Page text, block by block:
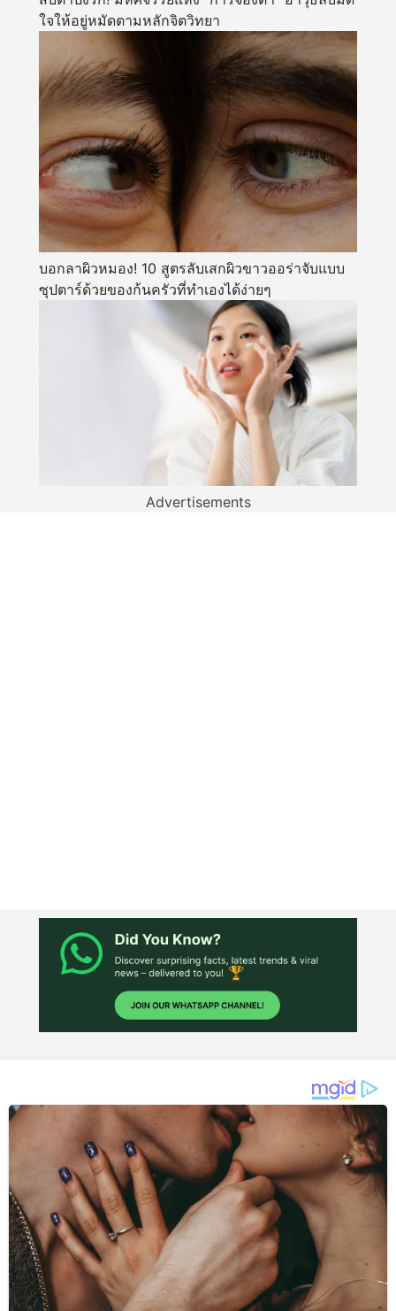
ใจให้อยู่หมัดตามหลักจิตวิทยา
บอกลาผิวหมอง! 10 สูตรลับเสกผิวขาวออร่าจับแบบ
ซุปตาร์ด้วยของก้นครัวที่ทำเองได้ง่ายๆ
Advertisements